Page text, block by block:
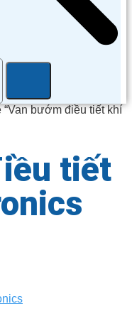
bướm điều tiết khí
tiết